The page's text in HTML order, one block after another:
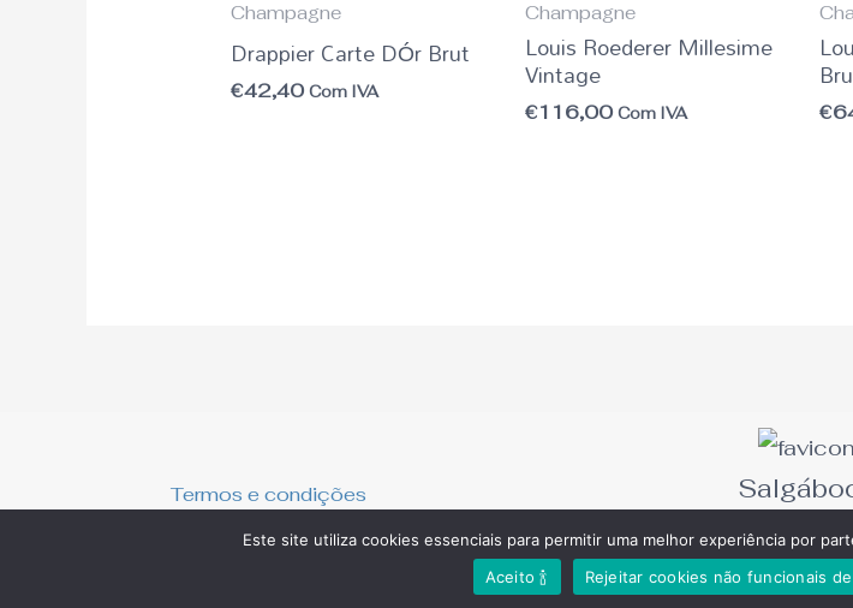
Champagne
Drappier Carte DÓr Brut
€42,40 Com IVA
Champagne
Louis Roederer Millesime
Vintage
€116,00 Com IVA €
Termos e condições
Livro de Reclamações Online
f
231 471
«Chamada para a rede
Este site utiliza cookies essenciais para permitir uma melhor experiência por
Aceito 🍾
Rejeitar cookies não funcionais